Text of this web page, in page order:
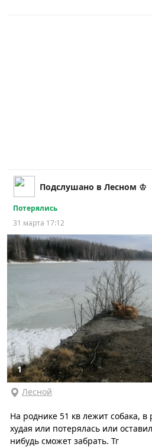
Подслушано в Лесном ♔
Потерялись
31 марта 17:12
1
Лесной
На роднике 51 кв лежит собака, в
худая или потерялась или
нибудь сможет забрать. Тг